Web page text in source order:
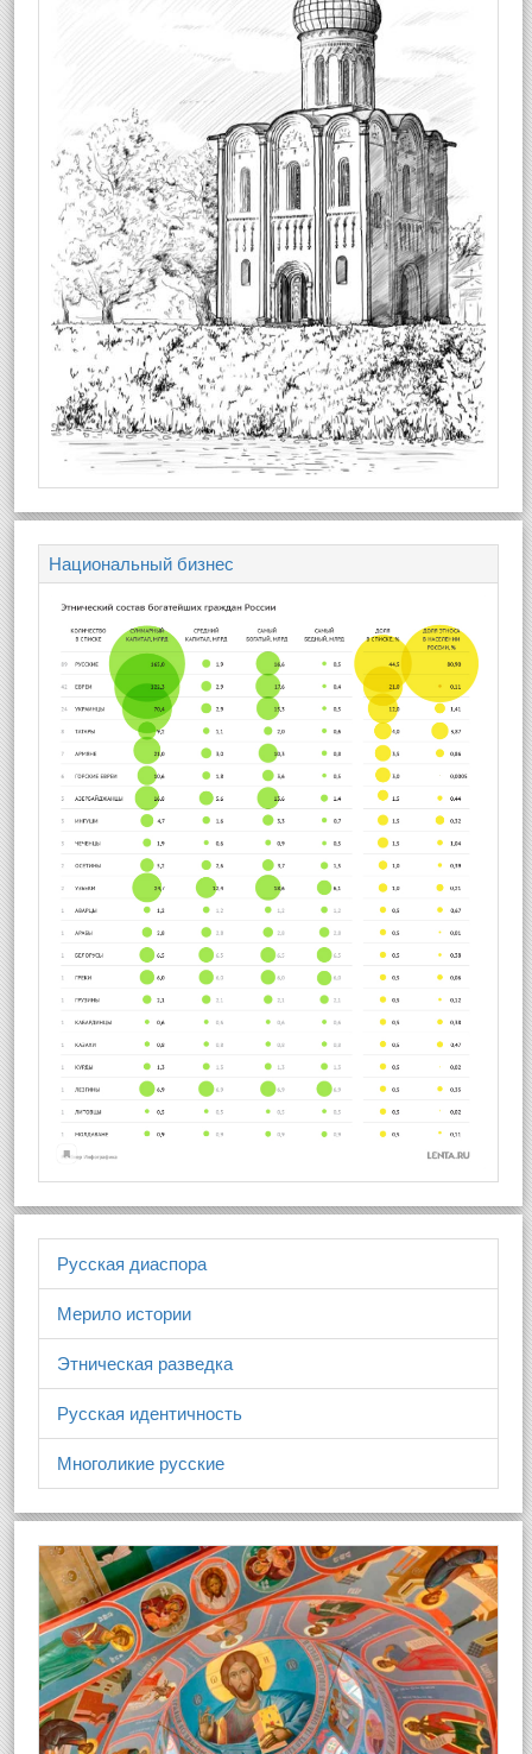
Национальный бизнес
Русская диаспора
Мерило истории
Этническая разведка
Русская идентичность
Многоликие русские